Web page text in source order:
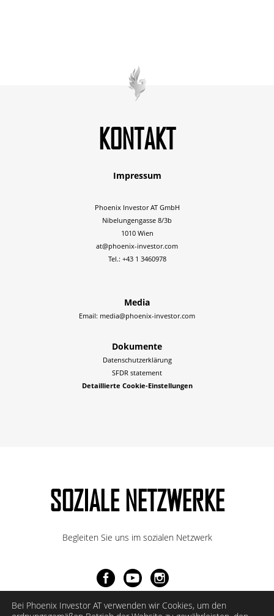
KONTAKT
Impressum
Phoenix Investor AT GmbH
Nibelungengasse 8/3b
1010 Wien
at@phoenix-investor.com
Tel.: +43 1 3460978
Media
Email: media@phoenix-investor.com
Dokumente
Datenschutzerklärung
SFDR statement
Detaillierte Cookie-Einstellungen
SOZIALE NETZWERKE
Begleiten Sie uns im sozialen Netzwerk
Bei Phoenix Investor AT verwenden wir Cookies, um den